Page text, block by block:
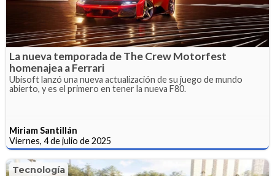
La nueva temporada de The Crew Motorfest
homenajea a Ferrari
Ubisoft lanzó una nueva actualización de su juego de mundo
abierto, y es el primero en tener la nueva F80.
Miriam Santillán
Viernes, 4 de julio de 2025
Tecnología